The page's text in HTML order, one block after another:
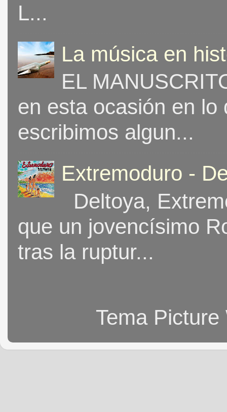
L...
La música en
EL
en esta ocasión en
escribimos algun...
Extremoduro -
Deltoya,
que un jovencísimo
tras la ruptur...
Tema